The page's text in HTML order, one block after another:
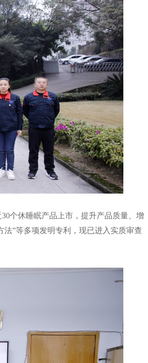
个休睡眠产品上市，提升产品质量、增
”等多项发明专利，现已进入实质审查